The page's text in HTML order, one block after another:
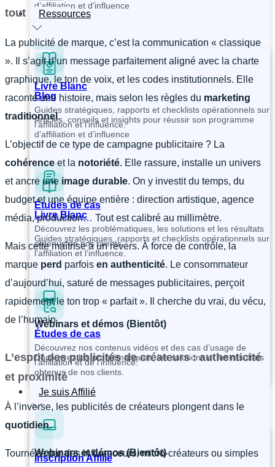
d’affiliation et d’influence
Livre Blanc
Guides stratégiques, rapports et checklists opérationnels sur
l’affiliation et l’influence.
Études de cas
Découvrez les problématiques, les solutions et les résultats
obtenus de nos clients.
Webinars et démos (Bientôt)
Découvrez nos contenus vidéos et des cas d’usage de
l’affiliation et de l’influence.
Je suis Affilié
Inscription Affilié
Ressources
Blog
Articles, conseils et insights pour réussir son programme
d’affiliation et d’influence
Livre Blanc
Guides stratégiques, rapports et checklists opérationnels sur
l’affiliation et l’influence.
Études de cas
Découvrez les problématiques, les solutions et les résultats
obtenus de nos clients.
Webinars et démos (Bientôt)
tout
La publicité de marque, c’est la communication « classique
». Il s’agit d’un message parfaitement aligné avec la charte
graphique, le ton de voix, et les codes institutionnels. Elle
raconte une histoire, mais selon les règles du marketing
traditionnel.
L’objectif de ce type de campagne publicitaire ? La
cohérenceet la notoriété. Elle rassure, installe un univers
et ancre une image durable. On y investit du temps, du
budget et une équipe entière : direction artistique, agence
média, production… Tout est calibré au millimètre.
Mais cette maîtrise a un revers. À force de contrôle, la
marque perd parfois en authenticité. Le consommateur
d’aujourd’hui, saturé de messages publicitaires, perçoit
rapidement le ton trop « parfait ». Il cherche du vrai, du vécu,
de l’humain.
L’esprit des publicités de créateurs : authenticité
et proximité
À l’inverse, les publicités de créateurs plongent dans le
quotidien.
Tournées par des influenceurs, micro-créateurs ou simples